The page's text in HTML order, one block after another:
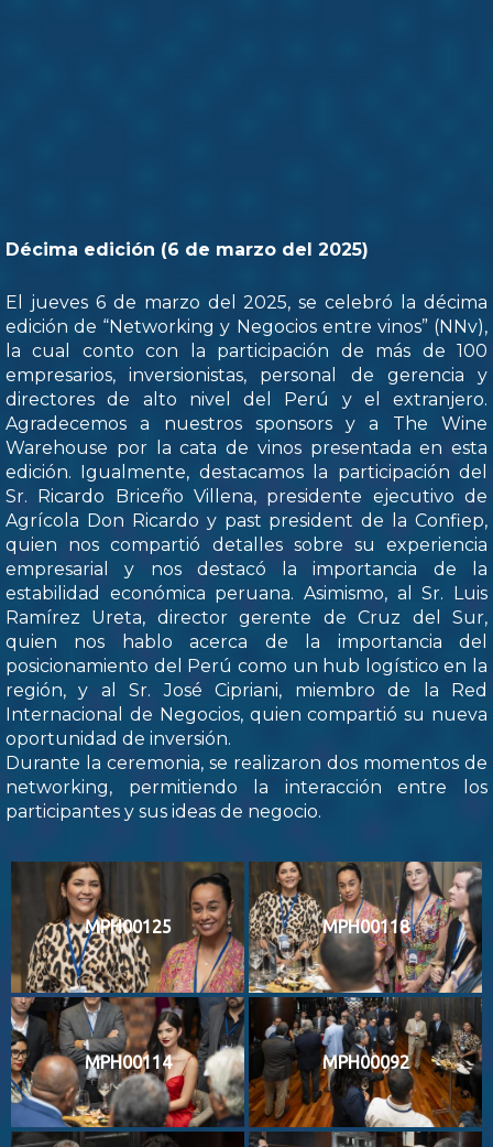
Décima edición (6 de marzo del 2025)
El jueves 6 de marzo del 2025, se celebró la décima
edición de “Networking y Negocios entre vinos” (NNv),
la cual conto con la participación de más de 100
empresarios, inversionistas, personal de gerencia y
directores de alto nivel del Perú y el extranjero.
Agradecemos a nuestros sponsors y a The Wine
Warehouse por la cata de vinos presentada en esta
edición. Igualmente, destacamos la participación del
Sr. Ricardo Briceño Villena, presidente ejecutivo de
Agrícola Don Ricardo y past president de la Confiep,
quien nos compartió detalles sobre su experiencia
empresarial y nos destacó la importancia de la
estabilidad económica peruana. Asimismo, al Sr. Luis
Ramírez Ureta, director gerente de Cruz del Sur,
quien nos hablo acerca de la importancia del
posicionamiento del Perú como un hub logístico en la
región, y al Sr. José Cipriani, miembro de la Red
Internacional de Negocios, quien compartió su nueva
oportunidad de inversión.
Durante la ceremonia, se realizaron dos momentos de
networking, permitiendo la interacción entre los
participantes y sus ideas de negocio.
MPH00125 MPH00118
MPH00114 MPH00092